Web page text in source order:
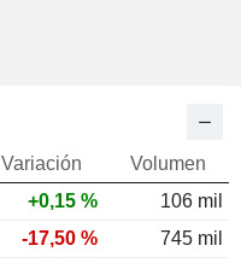
Variación
Volumen
+0,15 %
106 mil
-17,50 %
745 mil